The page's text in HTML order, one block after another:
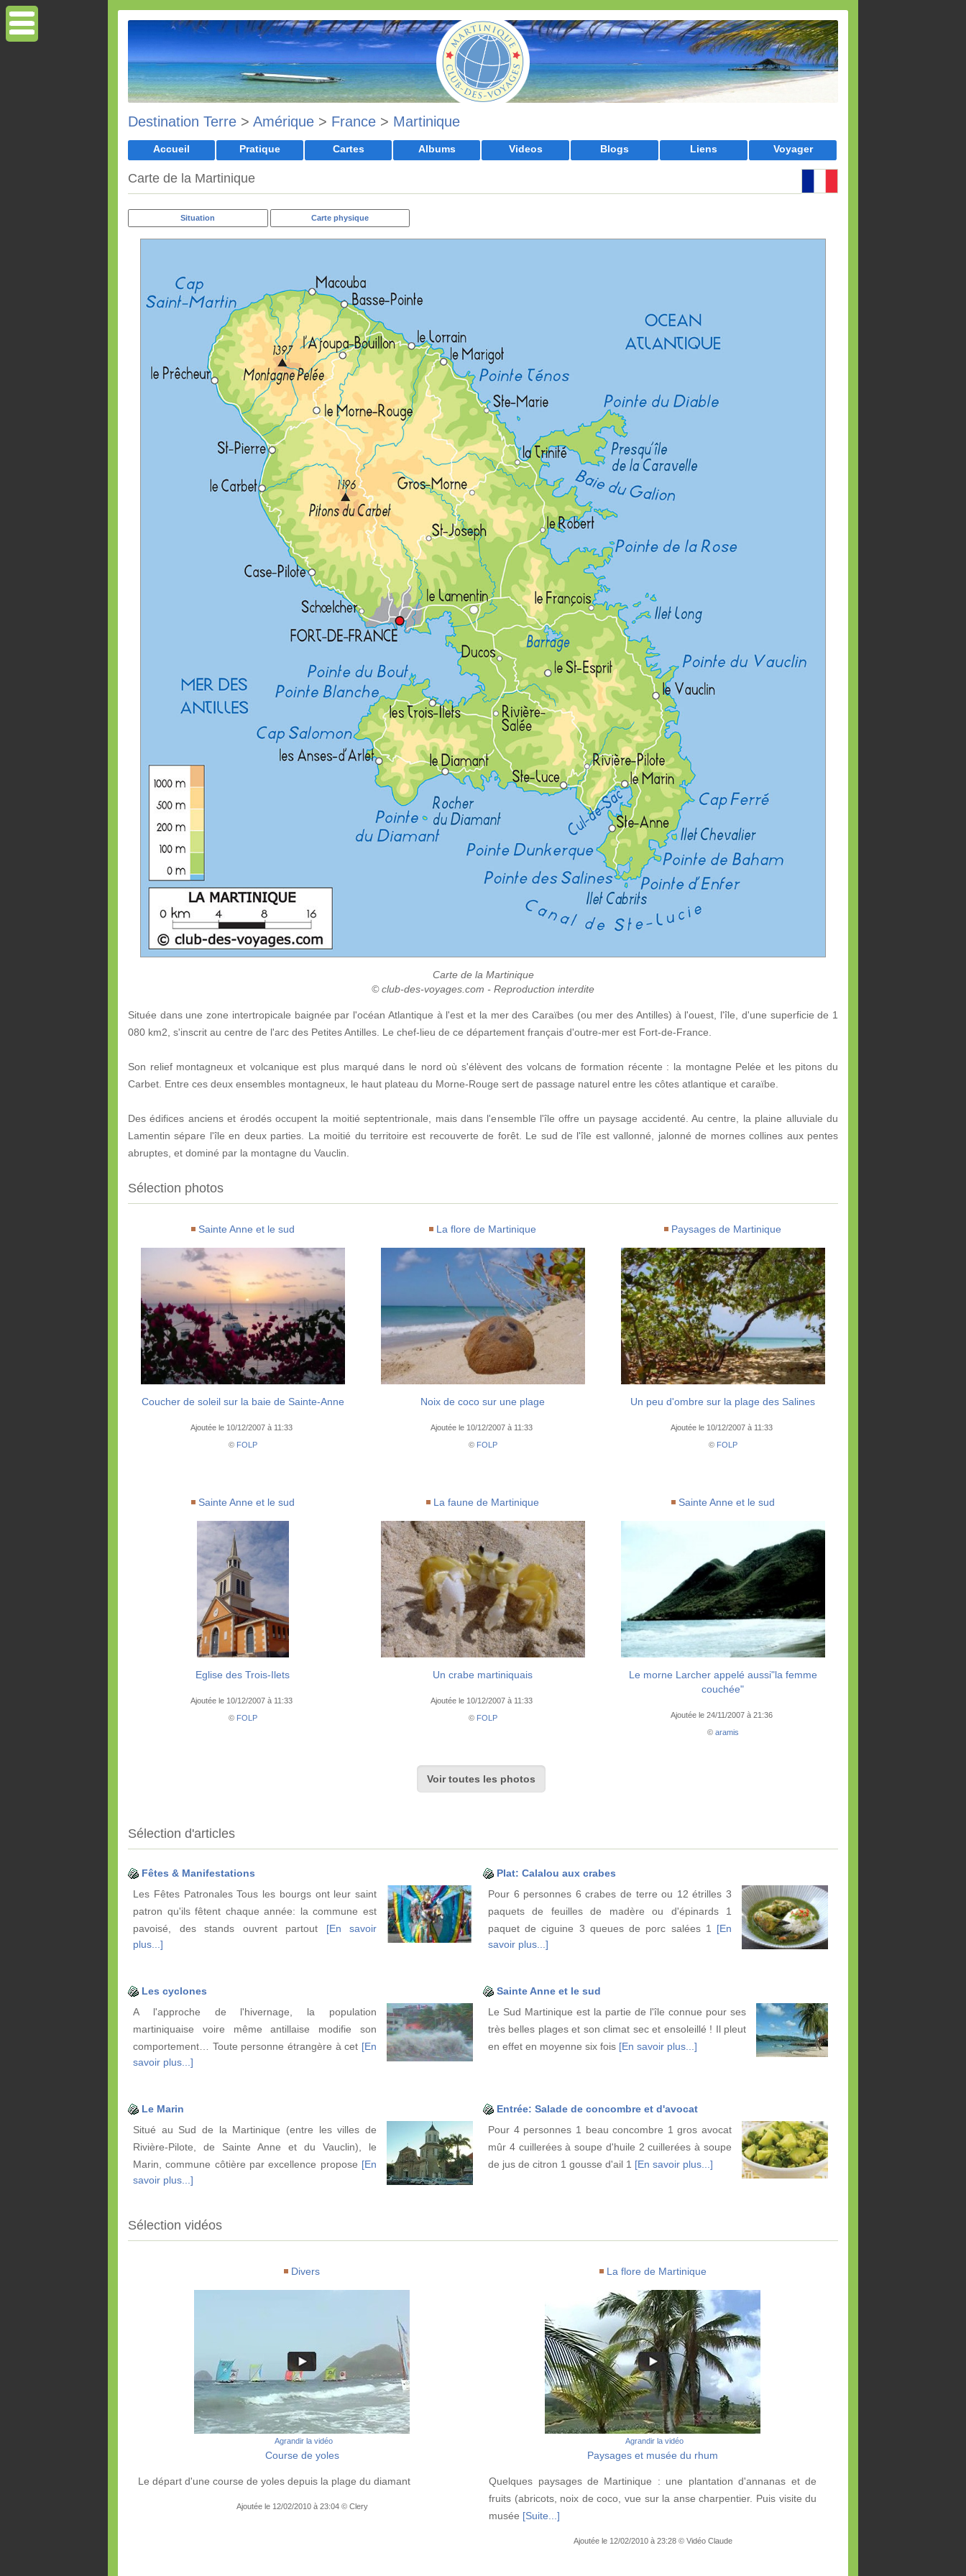
Destination Terre > Amérique > France > Martinique
Accueil Pratique Cartes Albums Videos Blogs Liens Voyager
Carte de la Martinique
Situation Carte physique
Carte de la Martinique
© club-des-voyages.com - Reproduction interdite
Située dans une zone intertropicale baignée par l'océan Atlantique à l'est et la mer des Caraïbes (ou mer des Antilles) à l'ouest, l'île, d'une superficie de 1
080 km2, s'inscrit au centre de l'arc des Petites Antilles. Le chef-lieu de ce département français d'outre-mer est Fort-de-France.
Son relief montagneux et volcanique est plus marqué dans le nord où s'élèvent des volcans de formation récente : la montagne Pelée et les pitons du
Carbet. Entre ces deux ensembles montagneux, le haut plateau du Morne-Rouge sert de passage naturel entre les côtes atlantique et caraïbe.
Des édifices anciens et érodés occupent la moitié septentrionale, mais dans l'ensemble l'île offre un paysage accidenté. Au centre, la plaine alluviale du
Lamentin sépare l'île en deux parties. La moitié du territoire est recouverte de forêt. Le sud de l'île est vallonné, jalonné de mornes collines aux pentes
abruptes, et dominé par la montagne du Vauclin.
Sélection photos
Sainte Anne et le sud
Coucher de soleil sur la baie de Sainte-Anne
Ajoutée le 10/12/2007 à 11:33
© FOLP
La flore de Martinique
Noix de coco sur une plage
Ajoutée le 10/12/2007 à 11:33
© FOLP
Paysages de Martinique
Un peu d'ombre sur la plage des Salines
Ajoutée le 10/12/2007 à 11:33
© FOLP
Sainte Anne et le sud
Eglise des Trois-Ilets
Ajoutée le 10/12/2007 à 11:33
© FOLP
La faune de Martinique
Un crabe martiniquais
Ajoutée le 10/12/2007 à 11:33
© FOLP
Sainte Anne et le sud
Le morne Larcher appelé aussi"la femme
couchée"
Ajoutée le 24/11/2007 à 21:36
© aramis
Voir toutes les photos
Sélection d'articles
Fêtes & Manifestations
Les Fêtes Patronales Tous les bourgs ont leur saint
patron qu'ils fêtent chaque année: la commune est
pavoisé, des stands ouvrent partout [En savoir
plus...]
Plat: Calalou aux crabes
Pour 6 personnes 6 crabes de terre ou 12 étrilles 3
paquets de feuilles de madère ou d'épinards 1
paquet de ciguine 3 queues de porc salées 1 [En
savoir plus...]
Les cyclones
A l'approche de l'hivernage, la population
martiniquaise voire même antillaise modifie son
comportement… Toute personne étrangère à cet [En
savoir plus...]
Sainte Anne et le sud
Le Sud Martinique est la partie de l'île connue pour ses
très belles plages et son climat sec et ensoleillé ! Il pleut
en effet en moyenne six fois [En savoir plus...]
Le Marin
Situé au Sud de la Martinique (entre les villes de
Rivière-Pilote, de Sainte Anne et du Vauclin), le
Marin, commune côtière par excellence propose [En
savoir plus...]
Entrée: Salade de concombre et d'avocat
Pour 4 personnes 1 beau concombre 1 gros avocat
mûr 4 cuillerées à soupe d'huile 2 cuillerées à soupe
de jus de citron 1 gousse d'ail 1 [En savoir plus...]
Sélection vidéos
Divers
Agrandir la vidéo
Course de yoles
Le départ d'une course de yoles depuis la plage du diamant
Ajoutée le 12/02/2010 à 23:04 © Clery
La flore de Martinique
Agrandir la vidéo
Paysages et musée du rhum
Quelques paysages de Martinique : une plantation d'annanas et de
fruits (abricots, noix de coco, vue sur la anse charpentier. Puis visite du
musée [Suite...]
Ajoutée le 12/02/2010 à 23:28 © Vidéo Claude